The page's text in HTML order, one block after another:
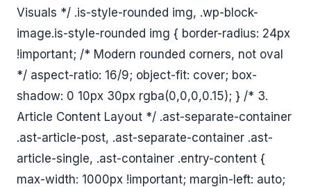
Visuals */ .is-style-rounded img, .wp-block-
image.is-style-rounded img { border-radius: 24px
!important; /* Modern rounded corners, not oval
*/ aspect-ratio: 16/9; object-fit: cover; box-
shadow: 0 10px 30px rgba(0,0,0,0.15); } /* 3.
Article Content Layout */ .ast-separate-container
.ast-article-post, .ast-separate-container .ast-
article-single, .ast-container .entry-content {
max-width: 1000px !important; margin-left: auto;